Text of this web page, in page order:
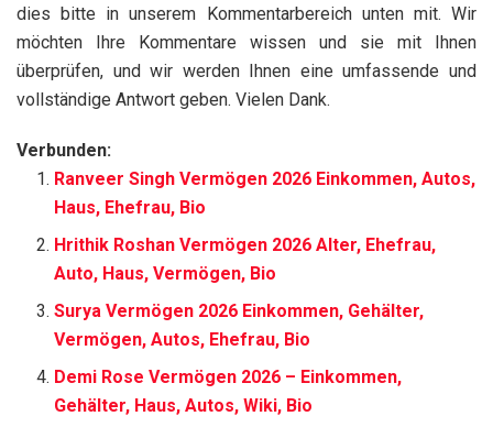
dies bitte in unserem Kommentarbereich unten mit. Wir
möchten Ihre Kommentare wissen und sie mit Ihnen
überprüfen, und wir werden Ihnen eine umfassende und
vollständige Antwort geben. Vielen Dank.
Verbunden:
Ranveer Singh Vermögen 2026 Einkommen, Autos,
Haus, Ehefrau, Bio
Hrithik Roshan Vermögen 2026 Alter, Ehefrau,
Auto, Haus, Vermögen, Bio
Surya Vermögen 2026 Einkommen, Gehälter,
Vermögen, Autos, Ehefrau, Bio
Demi Rose Vermögen 2026 – Einkommen,
Gehälter, Haus, Autos, Wiki, Bio